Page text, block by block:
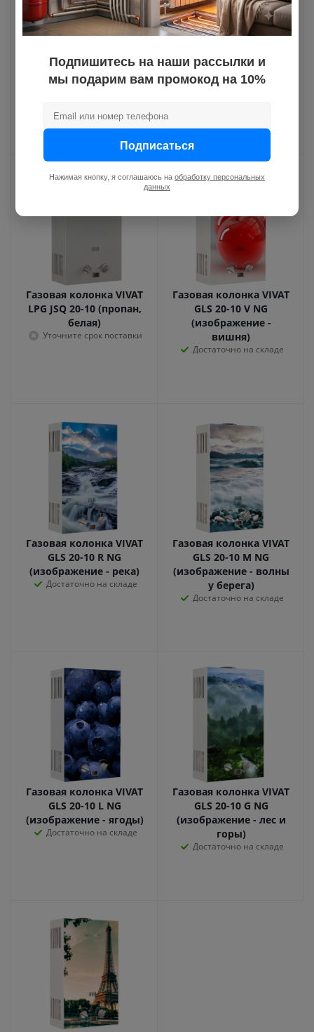
Газовая колонка VIVAT
JSQ 20-10 NG (белая)
Много на складе
Газовая колонка VIVAT
LPG JSQ 28-14 (пропан,
белая)
Газовая колонка VIVAT
LPG JSQ 20-10 (пропан,
белая)
Уточните срок поставки
Газовая колонка VIVAT
GLS 20-10 V NG
(изображение -
вишня)
Достаточно на складе
Газовая колонка VIVAT
GLS 20-10 R NG
(изображение - река)
Достаточно на складе
Газовая колонка VIVAT
GLS 20-10 M NG
(изображение - волны
у берега)
Достаточно на складе
Газовая колонка VIVAT
GLS 20-10 L NG
(изображение - ягоды)
Достаточно на складе
Газовая колонка VIVAT
GLS 20-10 G NG
(изображение - лес и
горы)
Достаточно на складе
Подпишитесь на наши рассылки и
мы подарим вам промокод на 10%
Подписаться
Нажимая кнопку, я соглашаюсь на обработку персональных
данных